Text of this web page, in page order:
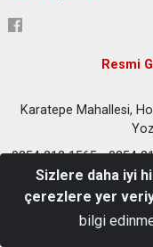
Resmi
Karatepe Mahallesi,
0354 212 1565 - 0354
- 0354
Sizlere daha iyi
çerezlere yer
bilgi